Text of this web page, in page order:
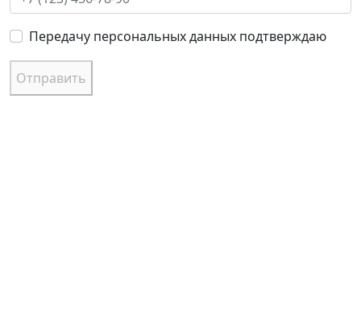
Передачу персональных данных подтверждаю
Отправить